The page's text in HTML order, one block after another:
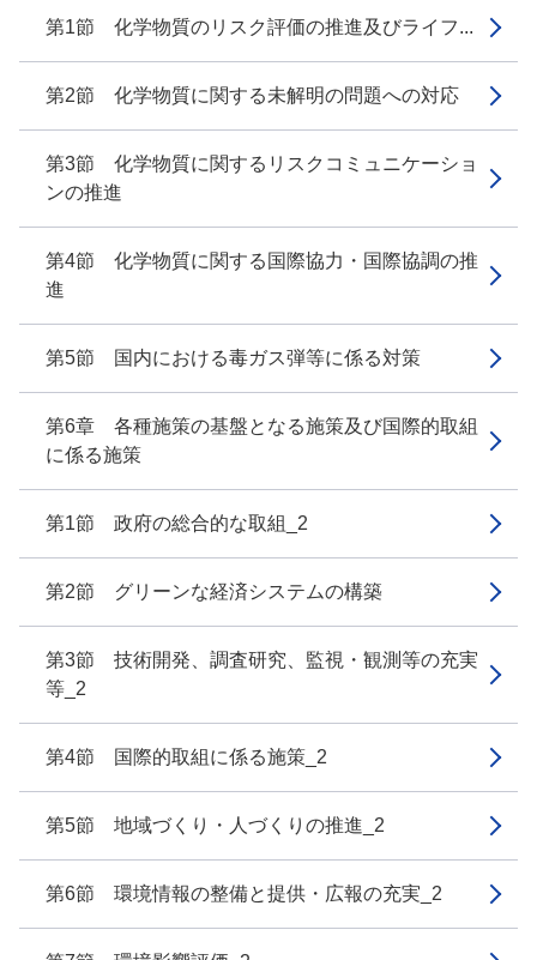
第1節 化学物質のリスク評価の推進及びライフ...
第2節 化学物質に関する未解明の問題への対応
第3節 化学物質に関するリスクコミュニケーショ
ンの推進
第4節 化学物質に関する国際協力・国際協調の推
進
第5節 国内における毒ガス弾等に係る対策
第6章 各種施策の基盤となる施策及び国際的取組
に係る施策
第1節 政府の総合的な取組_2
第2節 グリーンな経済システムの構築
第3節 技術開発、調査研究、監視・観測等の充実
等_2
第4節 国際的取組に係る施策_2
第5節 地域づくり・人づくりの推進_2
第6節 環境情報の整備と提供・広報の充実_2